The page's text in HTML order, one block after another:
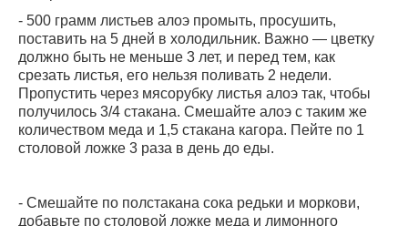
- 500 грамм листьев алоэ промыть, просушить,
поставить на 5 дней в холодильник. Важно — цветку
должно быть не меньше 3 лет, и перед тем, как
срезать листья, его нельзя поливать 2 недели.
Пропустить через мясорубку листья алоэ так, чтобы
получилось 3/4 стакана. Смешайте алоэ с таким же
количеством меда и 1,5 стакана кагора. Пейте по 1
столовой ложке 3 раза в день до еды.
- Смешайте по полстакана сока редьки и моркови,
добавьте по столовой ложке меда и лимонного